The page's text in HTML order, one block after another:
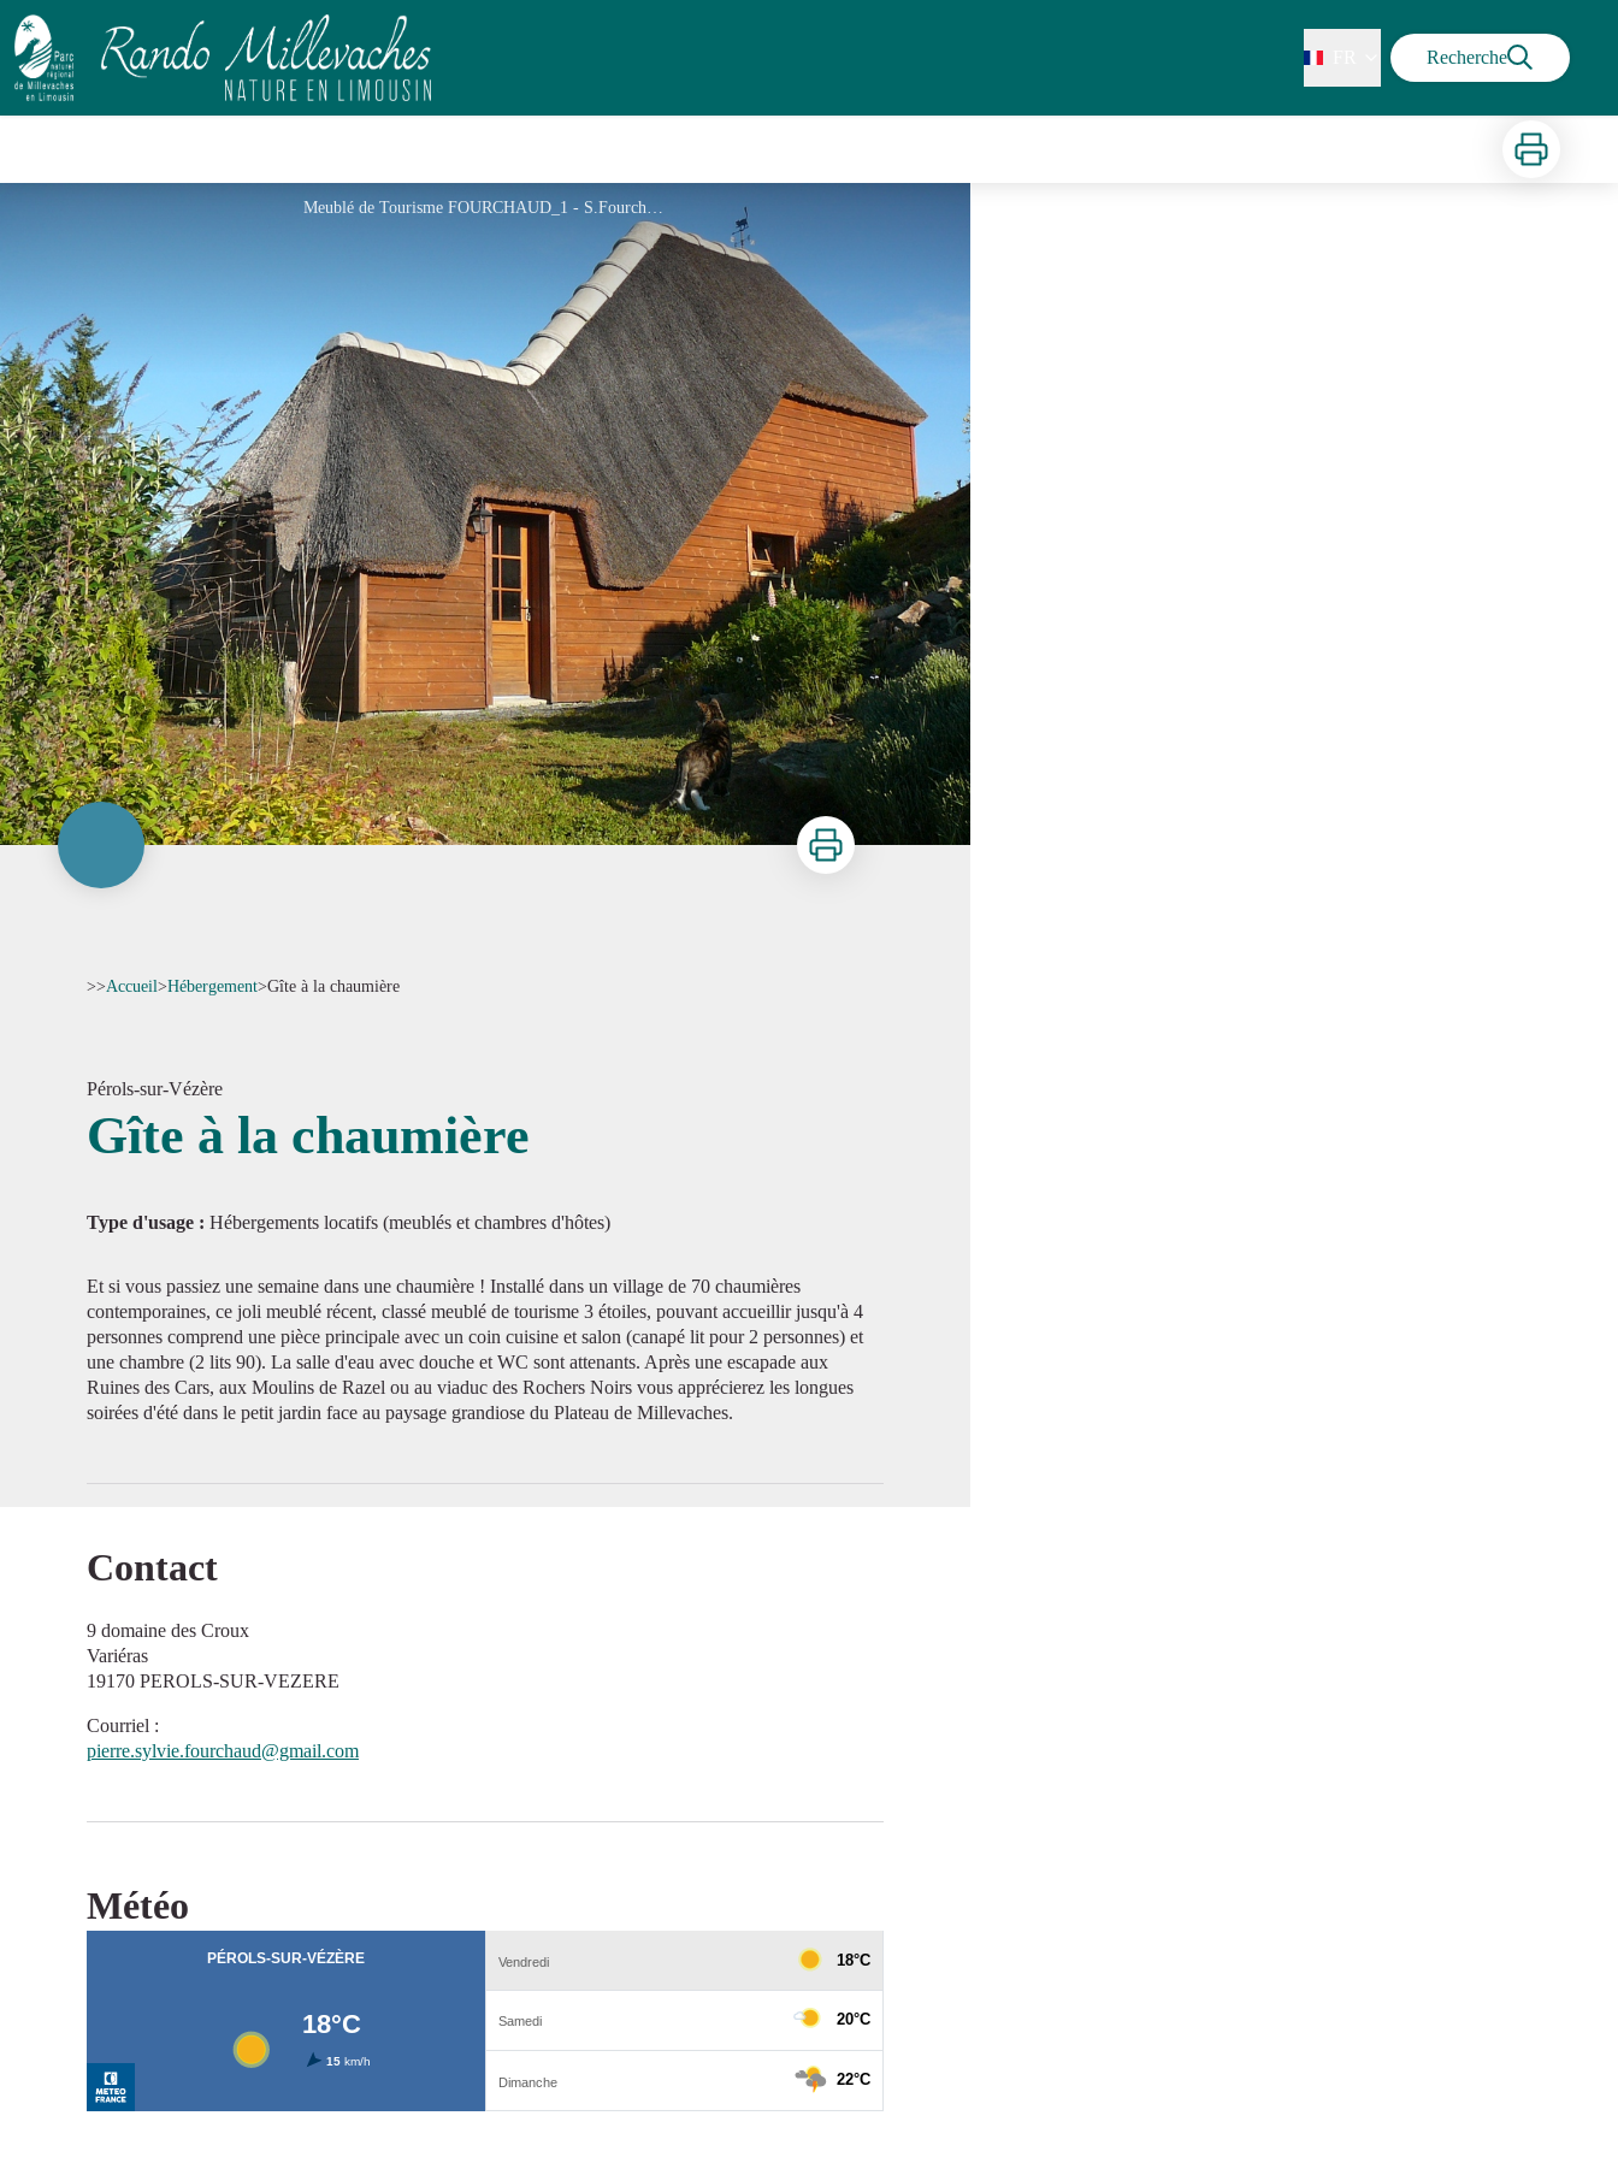
Recherche
Imprimer
Meublé de Tourisme FOURCHAUD_1 - S.Fourchaud
Imprimer
>>Accueil>Hébergement>Gîte à la chaumière
Pérols-sur-Vézère
Gîte à la chaumière
Type d'usage : Hébergements locatifs (meublés et chambres d'hôtes)
Et si vous passiez une semaine dans une chaumière ! Installé dans un village de 70 chaumières
contemporaines, ce joli meublé récent, classé meublé de tourisme 3 étoiles, pouvant accueillir jusqu'à 4
personnes comprend une pièce principale avec un coin cuisine et salon (canapé lit pour 2 personnes) et
une chambre (2 lits 90). La salle d'eau avec douche et WC sont attenants. Après une escapade aux
Ruines des Cars, aux Moulins de Razel ou au viaduc des Rochers Noirs vous apprécierez les longues
soirées d'été dans le petit jardin face au paysage grandiose du Plateau de Millevaches.
Contact
9 domaine des Croux
Variéras
19170 PEROLS-SUR-VEZERE
Courriel :
pierre.sylvie.fourchaud@gmail.com
Météo